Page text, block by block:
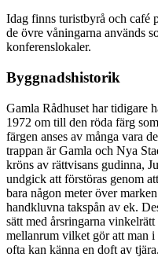
Idag finns turistbyrå och café
de övre våningarna används
konferenslokaler.
Byggnadshistorik
Gamla Rådhuset har tidigare
1972 om till den röda färg
färgen anses av många vara
trappan är Gamla och Nya
kröns av rättvisans gudinna,
undgick att förstöras genom
bara någon meter över
handkluvna takspån av ek.
sätt med årsringarna
mellanrum vilket gör att man
ofta kan känna en doft av tjära.